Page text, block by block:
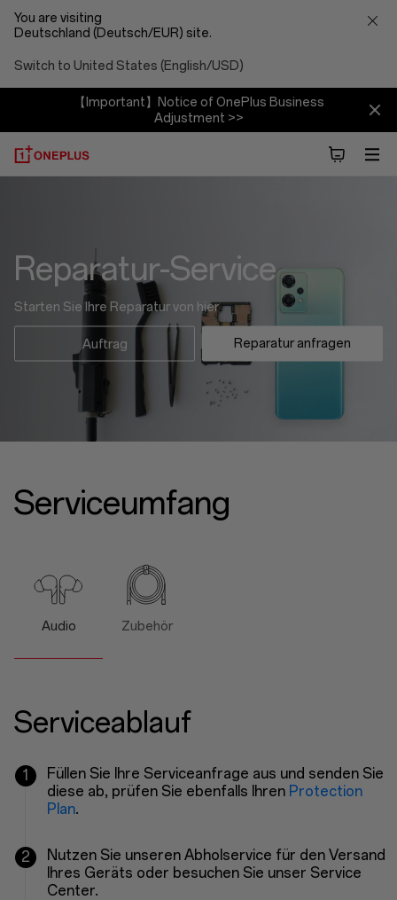
You are visiting
Deutschland (Deutsch/EUR) site.
Switch to United States (English/USD)
【Important】Notice of OnePlus Business
Adjustment >>
Reparatur-Service
Starten Sie Ihre Reparatur von hier
Auftrag Reparatur anfragen
Serviceumfang
Audio Zubehör
Serviceablauf
1
Füllen Sie Ihre Serviceanfrage aus und senden Sie
diese ab, prüfen Sie ebenfalls Ihren Protection
Plan.
2
Nutzen Sie unseren Abholservice für den Versand
Ihres Geräts oder besuchen Sie unser Service
Center.